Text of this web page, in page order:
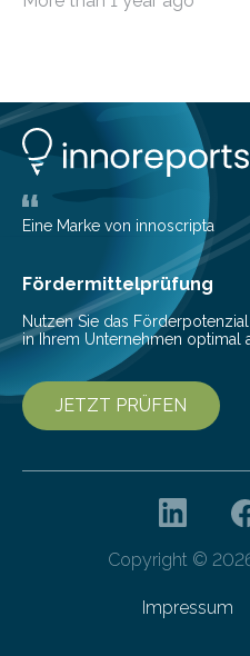
die genau das ermöglichen:
Lösungen interessieren. 1.
Konten auf einen Blick
ihrem Online-Banking eine
mit der sich Konten bei
Eine Marke von innoscripta
Fördermittelprüfung
Nutzen Sie das Förderpotenzial
in Ihrem Unternehmen optimal
JETZT PRÜFEN
Copyright ©
Impressum